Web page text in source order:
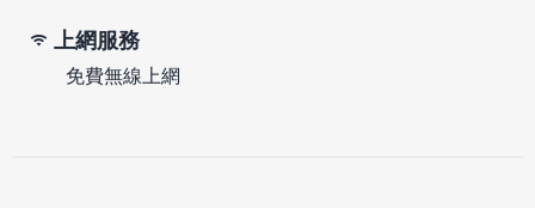
上網服務
免費無線上網